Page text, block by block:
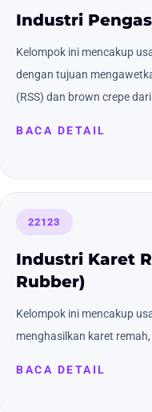
Industri
Kelompok ini mencakup
dengan tujuan
(RSS) dan brown crepe
BACA DETAIL
22123
Industri Karet
Rubber)
Kelompok ini mencakup
menghasilkan karet
BACA DETAIL